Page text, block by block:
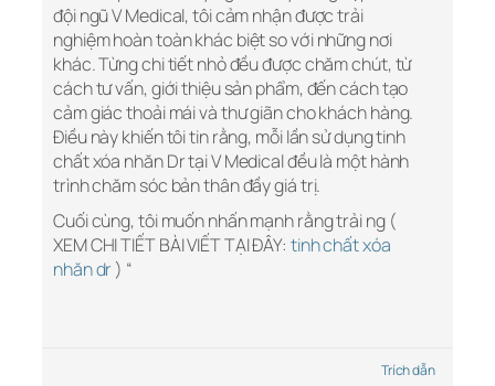
đội ngũ V Medical, tôi cảm nhận được trải
nghiệm hoàn toàn khác biệt so với những nơi
khác. Từng chi tiết nhỏ đều được chăm chút, từ
cách tư vấn, giới thiệu sản phẩm, đến cách tạo
cảm giác thoải mái và thư giãn cho khách hàng.
Điều này khiến tôi tin rằng, mỗi lần sử dụng tinh
chất xóa nhăn Dr tại V Medical đều là một hành
trình chăm sóc bản thân đầy giá trị.
Cuối cùng, tôi muốn nhấn mạnh rằng trải ng (
XEM CHI TIẾT BÀI VIẾT TẠI ĐÂY: tinh chất xóa
nhăn dr ) “
Trích dẫn